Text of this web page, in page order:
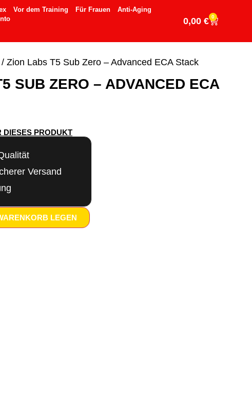
Vor dem Training Für Frauen
Anti-Aging
0,00 € 0
/ Zion Labs T5 Sub Zero – Advanced ECA Stack
SUB ZERO – ADVANCED ECA
DIESES PRODUKT
Versand
LEGEN